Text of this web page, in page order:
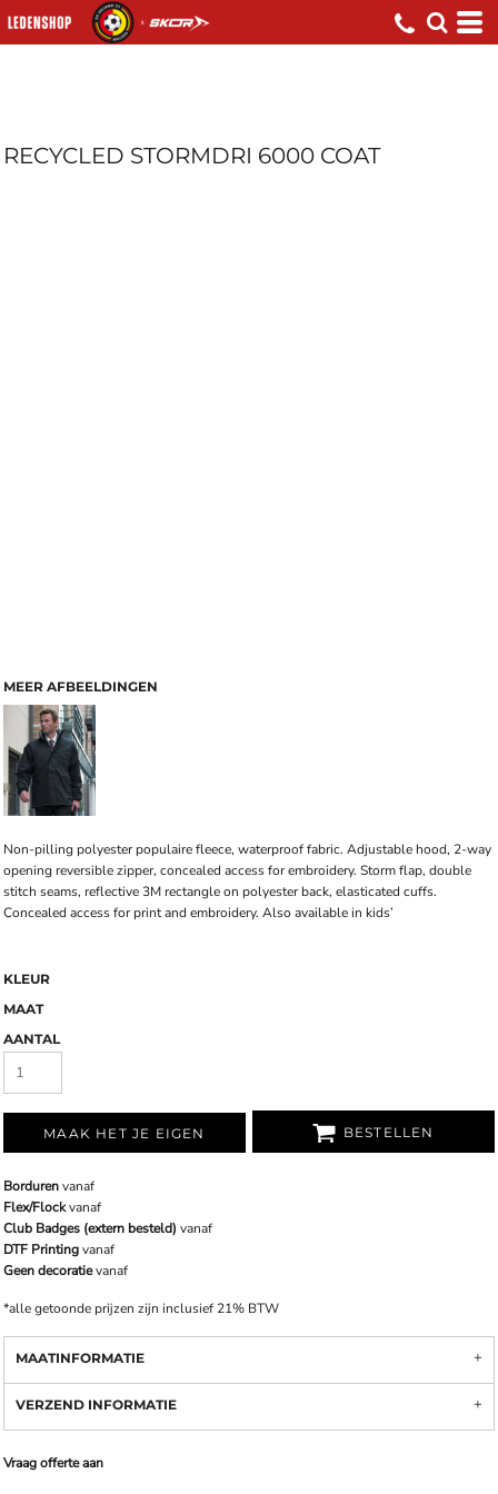
RECYCLED STORMDRI 6000 COAT
MEER AFBEELDINGEN
Non-pilling polyester populaire fleece, waterproof fabric. Adjustable hood, 2-way
opening reversible zipper, concealed access for embroidery. Storm flap, double
stitch seams, reflective 3M rectangle on polyester back, elasticated cuffs.
Concealed access for print and embroidery. Also available in kids’
KLEUR
MAAT
AANTAL
MAAK HET JE EIGEN BESTELLEN
Bordurenvanaf
Flex/Flockvanaf
Club Badges (extern besteld) vanaf
DTF Printingvanaf
Geen decoratievanaf
*alle getoonde prijzen zijn inclusief 21% BTW
MAATINFORMATIE
VERZEND INFORMATIE
Vraag offerte aan